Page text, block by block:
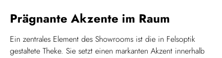
Prägnante Akzente im Raum
Ein zentrales Element des Showrooms ist die in Felsoptik
gestaltete Theke. Sie setzt einen markanten Akzent innerhalb